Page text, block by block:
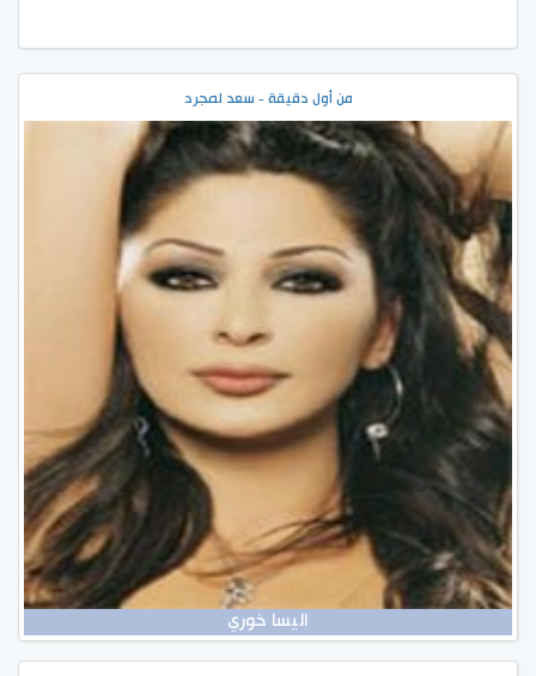
من أول دقيقة - سعد لمجرد
اليسا خوري